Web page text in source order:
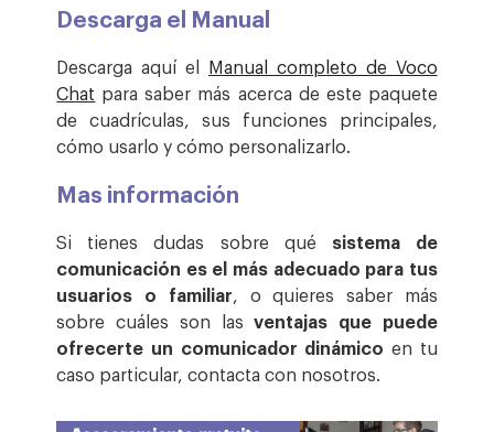
Descarga el Manual
Descarga aquí el Manual completo de Voco
Chat para saber más acerca de este paquete
de cuadrículas, sus funciones principales,
cómo usarlo y cómo personalizarlo.
Mas información
Si tienes dudas sobre qué sistema de
comunicación es el más adecuado para tus
usuarios o familiar, o quieres saber más
sobre cuáles son lasventajas que puede
ofrecerte un comunicador dinámico en tu
caso particular, contacta con nosotros.